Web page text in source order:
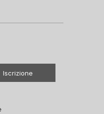
Iscrizione